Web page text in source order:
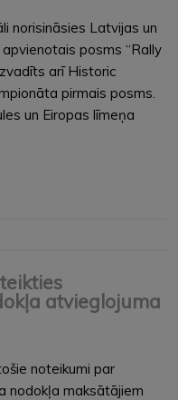
norisināsies Latvijas un
posms “Rally
arī Historic
pirmais posms.
un Eiropas līmeņa
atvieglojuma
noteikumi par
nodokļa maksātājiem